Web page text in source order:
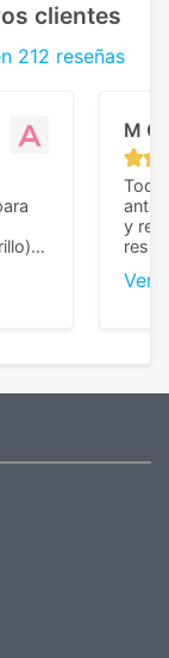
clientes
212 reseñas
y
M C
Todo
y
Ver